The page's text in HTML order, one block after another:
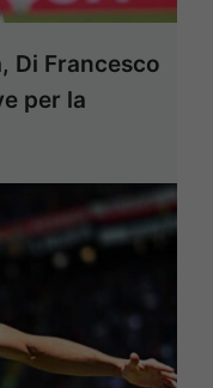
Di Francesco
per la